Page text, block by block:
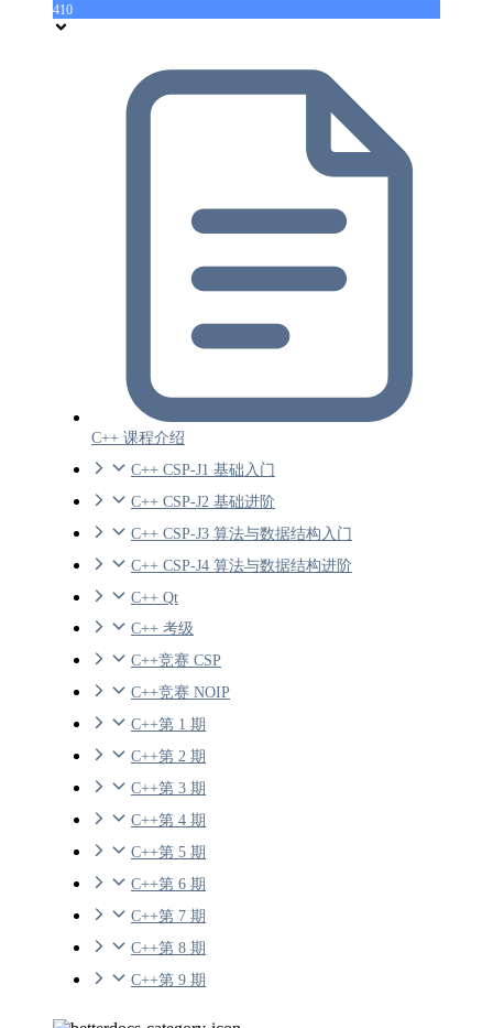
410
C++ 课程介绍
C++ CSP-J1 基础入门
C++ CSP-J2 基础进阶
C++ CSP-J3 算法与数据结构入门
C++ CSP-J4 算法与数据结构进阶
C++ Qt
C++ 考级
C++竞赛 CSP
C++竞赛 NOIP
C++第 1 期
C++第 2 期
C++第 3 期
C++第 4 期
C++第 5 期
C++第 6 期
C++第 7 期
C++第 8 期
C++第 9 期